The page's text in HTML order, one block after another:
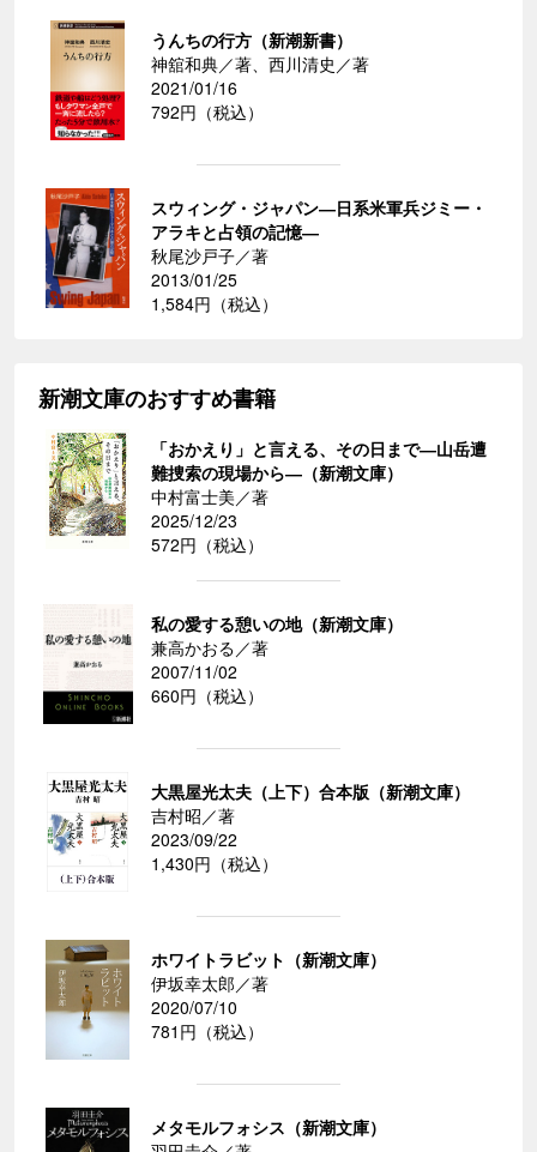
うんちの行方（新潮新書）
神舘和典／著、西川清史／著
2021/01/16
792円（税込）
スウィング・ジャパン―日系米軍兵ジミー・
アラキと占領の記憶―
秋尾沙戸子／著
2013/01/25
1,584円（税込）
新潮文庫のおすすめ書籍
「おかえり」と言える、その日まで―山岳遭
難捜索の現場から―（新潮文庫）
中村富士美／著
2025/12/23
572円（税込）
私の愛する憩いの地（新潮文庫）
兼高かおる／著
2007/11/02
660円（税込）
大黒屋光太夫（上下）合本版（新潮文庫）
吉村昭／著
2023/09/22
1,430円（税込）
ホワイトラビット（新潮文庫）
伊坂幸太郎／著
2020/07/10
781円（税込）
メタモルフォシス（新潮文庫）